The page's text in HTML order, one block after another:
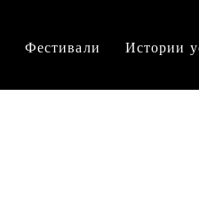
Фестивали Истории